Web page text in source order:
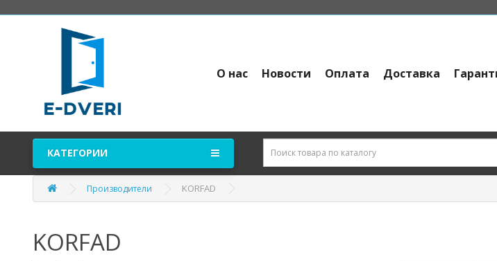
О нас Новости Оплата Доставка
КАТЕГОРИИ
Производители KORFAD
KORFAD